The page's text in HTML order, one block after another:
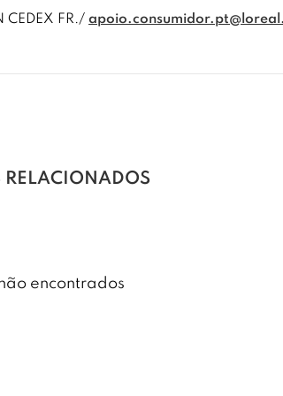
FR./
RELACIONADOS
encontrados